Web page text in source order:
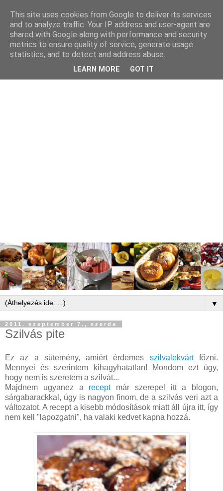
▼
2011. szeptember 7., szerda
Szilvás pite
Ez az a sütemény, amiért érdemes szilvalekvártfőzni.
Mennyei és szerintem kihagyhatatlan! Mondom ezt úgy,
hogy nem is szeretem a szilvát...
Majdnem ugyanez a receptmár szerepel itt a blogon,
sárgabarackkal, úgy is nagyon finom, de a szilvás veri azt a
változatot. A recept a kisebb módosítások miatt áll újra itt, így
nem kell "lapozgatni", ha valaki kedvet kapna hozzá.
This site uses cookies from Google to deliver its services
and to analyze traffic. Your IP address and user-agent are
shared with Google along with performance and security
metrics to ensure quality of service, generate usage
statistics, and to detect and address abuse.
LEARN MORE GOT IT